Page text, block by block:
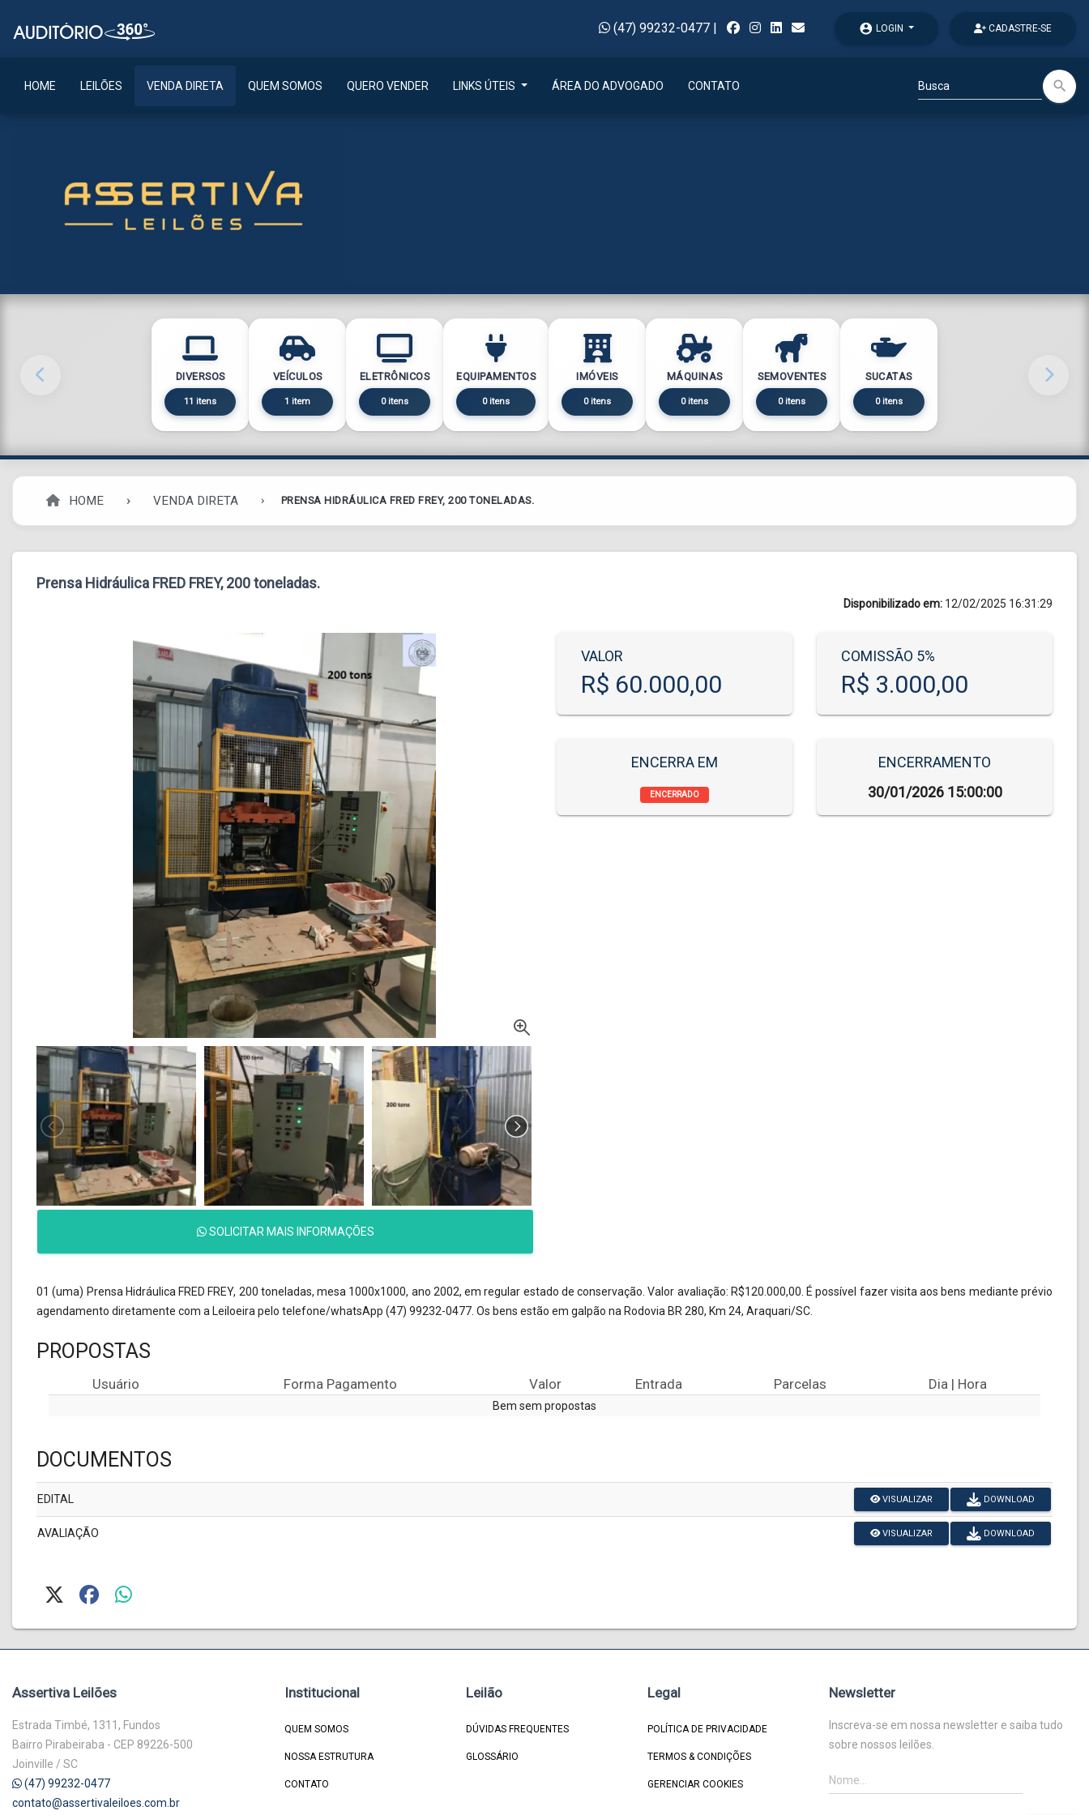
(47) 99232-0477| account_circle LOGIN CADASTRE-SE
HOME LEILÕES VENDA DIRETA QUEM SOMOS QUERO VENDER LINKS ÚTEIS ÁREA DO ADVOGADO CONTATO search
DIVERSOS
11 itens
VEÍCULOS
1 item
ELETRÔNICOS
0 itens
EQUIPAMENTOS
0 itens
IMÓVEIS
0 itens
MÁQUINAS
0 itens
SEMOVENTES
0 itens
SUCATAS
0 itens
HOME VENDA DIRETA PRENSA HIDRÁULICA FRED FREY, 200 TONELADAS.
Prensa Hidráulica FRED FREY, 200 toneladas.
Disponibilizado em: 12/02/2025 16:31:29
SOLICITAR MAIS INFORMAÇÕES
VALOR
R$ 60.000,00
COMISSÃO 5%
R$ 3.000,00
ENCERRA EM
ENCERRADO
ENCERRAMENTO
30/01/2026 15:00:00
01 (uma) Prensa Hidráulica FRED FREY, 200 toneladas, mesa 1000x1000, ano 2002, em regular estado de conservação. Valor avaliação: R$120.000,00. É possível fazer visita aos bens mediante prévio
agendamento diretamente com a Leiloeira pelo telefone/whatsApp (47) 99232-0477. Os bens estão em galpão na Rodovia BR 280, Km 24, Araquari/SC.
PROPOSTAS
Usuário Forma Pagamento Valor Entrada Parcelas Dia | Hora
Bem sem propostas
DOCUMENTOS
EDITAL DOWNLOAD
VISUALIZAR
AVALIAÇÃO DOWNLOAD
VISUALIZAR
Assertiva Leilões
Estrada Timbé, 1311, Fundos
Bairro Pirabeiraba - CEP 89226-500
Joinville / SC
(47) 99232-0477
contato@assertivaleiloes.com.br
Institucional
QUEM SOMOS
NOSSA ESTRUTURA
CONTATO
Leilão
DÚVIDAS FREQUENTES
GLOSSÁRIO
Legal
POLÍTICA DE PRIVACIDADE
TERMOS & CONDIÇÕES
GERENCIAR COOKIES
Newsletter
Inscreva-se em nossa newsletter e saiba tudo
sobre nossos leilões.